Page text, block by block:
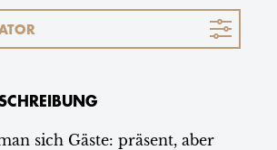
sich Gäste: präsent, aber